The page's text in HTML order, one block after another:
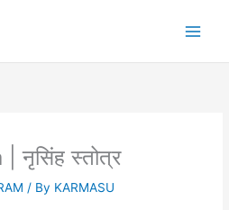
नृसिंह स्तोत्र
/ By KARMASU